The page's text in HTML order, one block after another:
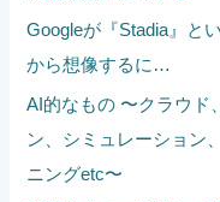
Googleが『Stadia』と
から想像するに…
AI的なもの 〜クラウド
ン、シミュレーション
ニングetc〜